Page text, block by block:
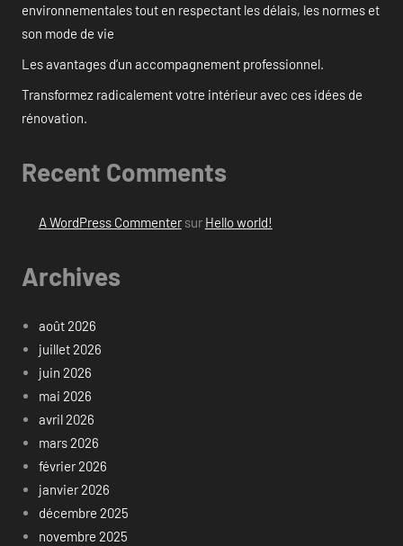
environnementales tout en respectant les délais, les normes et
son mode de vie
Les avantages d’un accompagnement professionnel.
Transformez radicalement votre intérieur avec ces idées de
rénovation.
Recent Comments
A WordPress Commentersur Hello world!
Archives
août 2026
juillet 2026
juin 2026
mai 2026
avril 2026
mars 2026
février 2026
janvier 2026
décembre 2025
novembre 2025